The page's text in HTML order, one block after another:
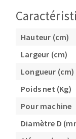
Hauteur (cm)
Largeur (cm)
Longueur (cm)
Poids net (Kg)
Pour machine
Diamètre D